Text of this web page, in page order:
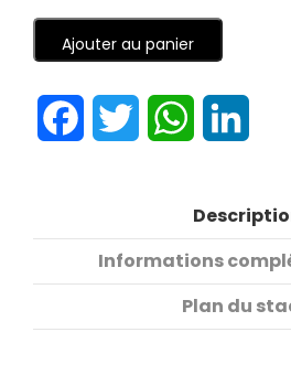
Ajouter au panier
FacebookTwitter WhatsApp
Informations
Plan du